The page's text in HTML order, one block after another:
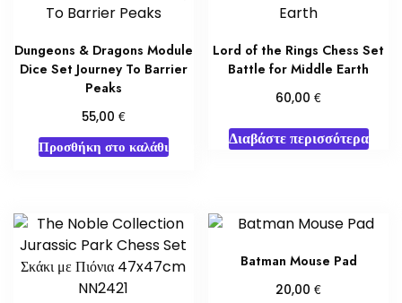
Dungeons & Dragons Module
Dice Set Journey To Barrier
Peaks
55,00 €
Προσθήκη στο καλάθι
Lord of the Rings Chess Set
Battle for Middle Earth
60,00€
Διαβάστε περισσότερα
Batman Mouse Pad
20,00€